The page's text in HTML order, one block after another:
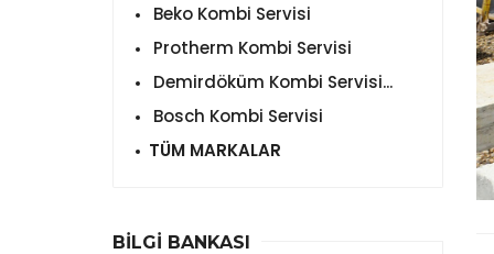
Beko Kombi Servisi
Protherm Kombi Servisi
Demirdöküm Kombi Servisi...
Bosch Kombi Servisi
TÜM MARKALAR
BİLGİ BANKASI